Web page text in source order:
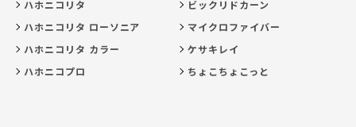
ハホニコリタ
ハホニコリタ ローソニア
ハホニコリタ カラー
ハホニコプロ
ビックリドカーン
マイクロファイバー
ケサキレイ
ちょこちょこっと